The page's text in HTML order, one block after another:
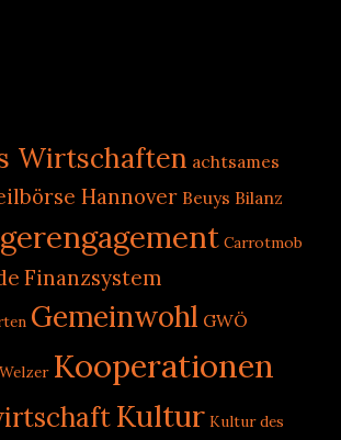
Wirtschaften achtsames
Hannover Beuys Bilanz
Carrotmob
Finanzsystem
Gemeinwohl GWÖ
Kooperationen
Kultur Kultur des